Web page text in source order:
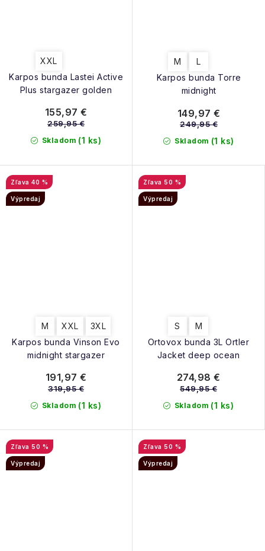
Karpos bunda Lastei Active
Plus stargazer golden
XXL
Skladom (1 ks)
155,97 €
259,95 €
Karpos bunda Torre
midnight
M L
Skladom (1 ks)
149,97 €
249,95 €
Karpos bunda Vinson Evo
midnight stargazer
40 %
Výpredaj
M XXL 3XL
Skladom (1 ks)
191,97 €
319,95 €
Ortovox bunda 3L Ortler
Jacket deep ocean
50 %
Výpredaj
S M
Skladom (1 ks)
274,98 €
549,95 €
50 %
Výpredaj
50 %
Výpredaj